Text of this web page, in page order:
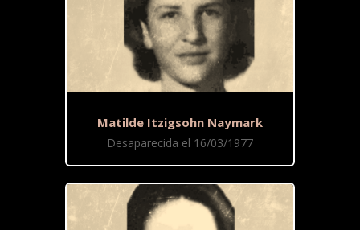
Matilde Itzigsohn Naymark
Desaparecida el 16/03/1977